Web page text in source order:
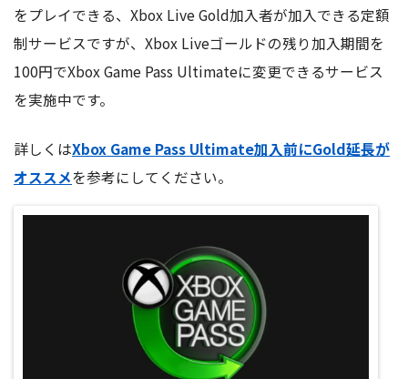
をプレイできる、Xbox Live Gold加入者が加入できる定額
制サービスですが、Xbox Liveゴールドの残り加入期間を
100円でXbox Game Pass Ultimateに変更できるサービス
を実施中です。
詳しくはXbox Game Pass Ultimate加入前にGold延長が
オススメを参考にしてください。